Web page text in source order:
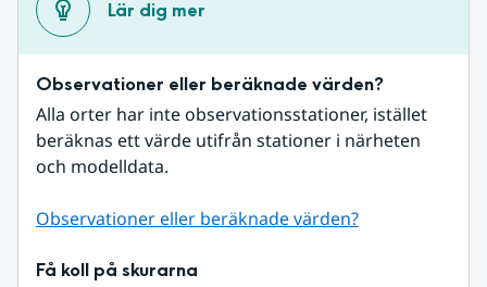
Lär dig mer
Observationer eller beräknade värden?
Alla orter har inte observationsstationer, istället
beräknas ett värde utifrån stationer i närheten
och modelldata.
Observationer eller beräknade värden?
Få koll på skurarna